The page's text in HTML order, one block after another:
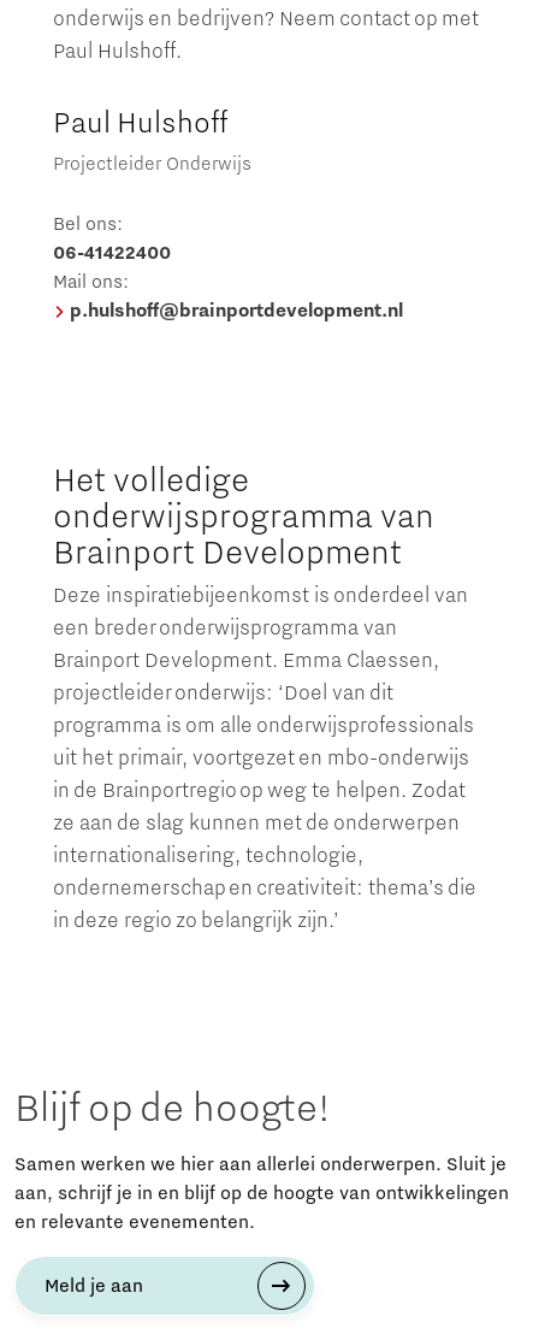
onderwijs en bedrijven? Neem contact op met
Paul Hulshoff.
Paul Hulshoff
Projectleider Onderwijs
Bel ons:
06-41422400
Mail ons:
p.hulshoff@brainportdevelopment.nl
Het volledige
onderwijsprogramma van
Brainport Development
Deze inspiratiebijeenkomst is onderdeel van
een breder onderwijsprogramma van
Brainport Development. Emma Claessen,
projectleider onderwijs: ‘Doel van dit
programma is om alle onderwijsprofessionals
uit het primair, voortgezet en mbo-onderwijs
in de Brainportregio op weg te helpen. Zodat
ze aan de slag kunnen met de onderwerpen
internationalisering, technologie,
ondernemerschap en creativiteit: thema’s die
in deze regio zo belangrijk zijn.’
Blijf op de hoogte!
Samen werken we hier aan allerlei onderwerpen. Sluit je
aan, schrijf je in en blijf op de hoogte van ontwikkelingen
en relevante evenementen.
Meld je aan